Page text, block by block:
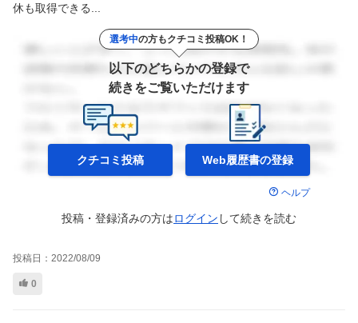
休も取得できる...
選考中の方もクチコミ投稿OK！
以下のどちらかの登録で
続きをご覧いただけます
クチコミ投稿 Web履歴書の登録
ヘルプ
投稿・登録済みの方はログイン して続きを読む
投稿日： 2022/08/09
0